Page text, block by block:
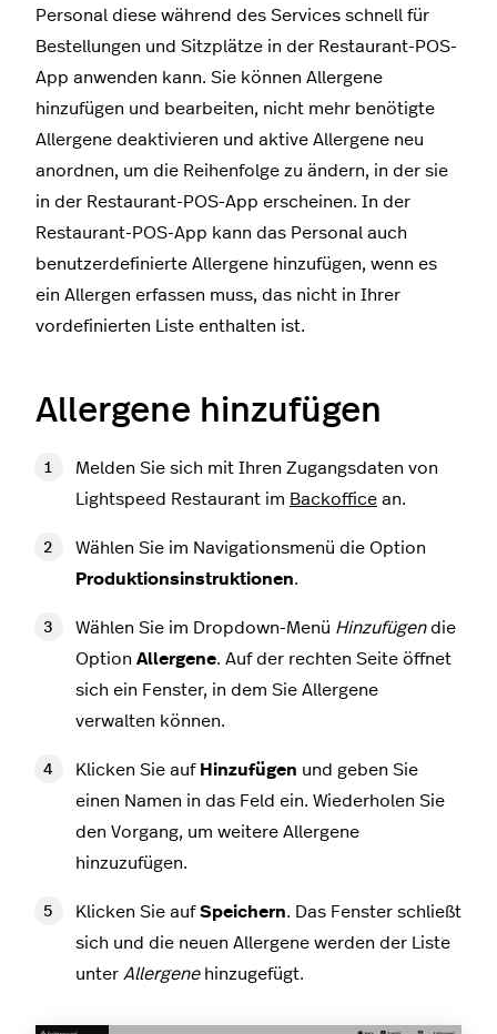
Personal diese während des Services schnell für
Bestellungen und Sitzplätze in der Restaurant-POS-
App anwenden kann. Sie können Allergene
hinzufügen und bearbeiten, nicht mehr benötigte
Allergene deaktivieren und aktive Allergene neu
anordnen, um die Reihenfolge zu ändern, in der sie
in der Restaurant-POS-App erscheinen. In der
Restaurant-POS-App kann das Personal auch
benutzerdefinierte Allergene hinzufügen, wenn es
ein Allergen erfassen muss, das nicht in Ihrer
vordefinierten Liste enthalten ist.
Allergene hinzufügen
Melden Sie sich mit Ihren Zugangsdaten von
Lightspeed Restaurant im Backoffice an.
Wählen Sie im Navigationsmenü die Option
Produktionsinstruktionen.
Wählen Sie im Dropdown-Menü Hinzufügendie
Option Allergene. Auf der rechten Seite öffnet
sich ein Fenster, in dem Sie Allergene
verwalten können.
Klicken Sie auf Hinzufügen und geben Sie
einen Namen in das Feld ein. Wiederholen Sie
den Vorgang, um weitere Allergene
hinzuzufügen.
Klicken Sie aufSpeichern. Das Fenster schließt
sich und die neuen Allergene werden der Liste
unter Allergenehinzugefügt.